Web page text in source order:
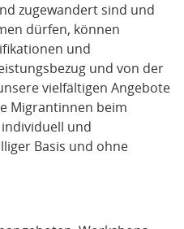
zugewandert sind und
dürfen, können
und
und von der
vielfältigen Angebote
Migrantinnen beim
und
Basis und ohne